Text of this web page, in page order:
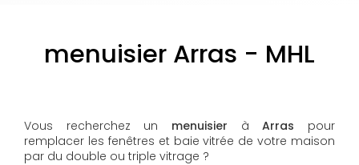
menuisier Arras - MHL
Vous recherchez un menuisier àArras pour
remplacer les fenêtres et baie vitrée de votre maison
par du double ou triple vitrage ?